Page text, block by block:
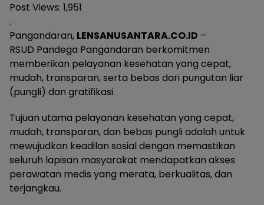
Post Views: 1,951
.
Pangandaran, LENSANUSANTARA.CO.ID –
RSUD Pandega Pangandaran berkomitmen
memberikan pelayanan kesehatan yang cepat,
mudah, transparan, serta bebas dari pungutan liar
(pungli) dan gratifikasi.
Tujuan utama pelayanan kesehatan yang cepat,
mudah, transparan, dan bebas pungli adalah untuk
mewujudkan keadilan sosial dengan memastikan
seluruh lapisan masyarakat mendapatkan akses
perawatan medis yang merata, berkualitas, dan
terjangkau.